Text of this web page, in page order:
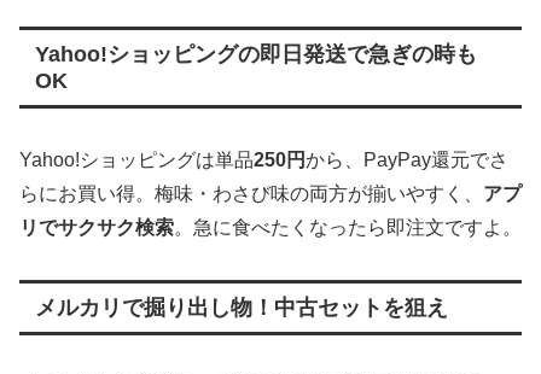
Yahoo!ショッピングの即日発送で急ぎの時も
OK
Yahoo!ショッピングは単品250円から、PayPay還元でさ
らにお買い得。梅味・わさび味の両方が揃いやすく、 アプ
リでサクサク検索。急に食べたくなったら即注文ですよ。
メルカリで掘り出し物！中古セットを狙え